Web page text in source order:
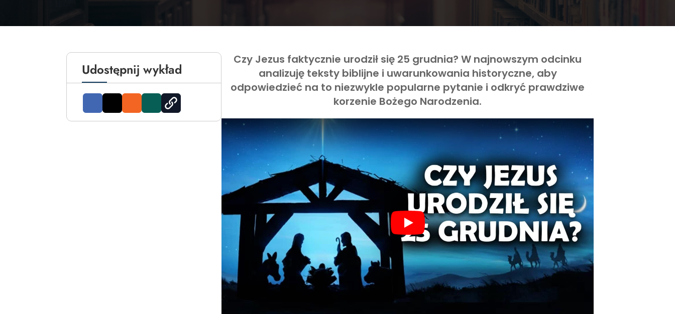
Udostępnij wykład
Czy Jezus faktycznie urodził się 25 grudnia? W najnowszym odcinku
analizuję teksty biblijne i uwarunkowania historyczne, aby
odpowiedzieć na to niezwykle popularne pytanie i odkryć prawdziwe
korzenie Bożego Narodzenia.
Play